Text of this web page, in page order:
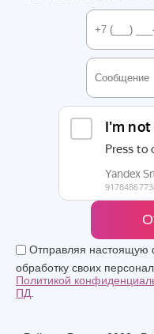
Отправляя настоящую
обработку своих
Политикой
ПД